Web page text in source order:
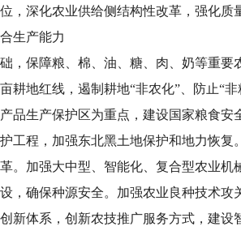
，深化农业供给侧结构性改革，强化质
生产能力
，保障粮、棉、油、糖、肉、奶等重
耕地红线，遏制耕地“非农化”、防止“
品生产保护区为重点，建设国家粮食
工程，加强东北黑土地保护和地力恢
。加强大中型、智能化、复合型农业
，确保种源安全。加强农业良种技术
新体系，创新农技推广服务方式，建